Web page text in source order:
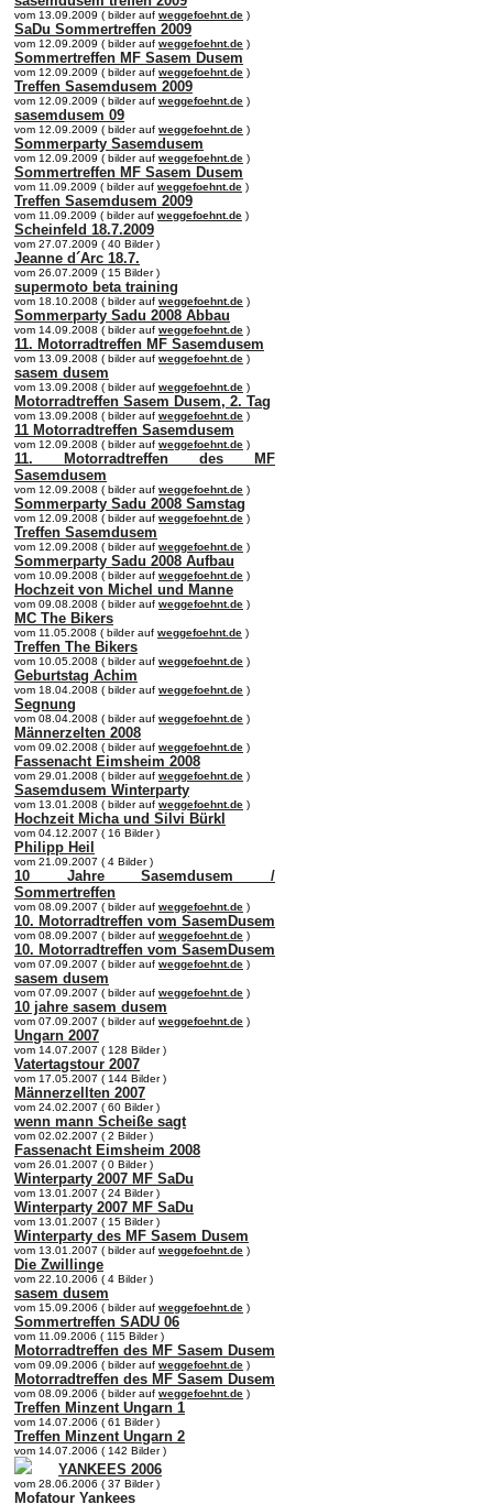
vom 13.09.2009 ( bilder auf weggefoehnt.de )
SaDu Sommertreffen 2009
vom 12.09.2009 ( bilder auf weggefoehnt.de )
Sommertreffen MF Sasem Dusem
vom 12.09.2009 ( bilder auf weggefoehnt.de )
Treffen Sasemdusem 2009
vom 12.09.2009 ( bilder auf weggefoehnt.de )
sasemdusem 09
vom 12.09.2009 ( bilder auf weggefoehnt.de )
Sommerparty Sasemdusem
vom 12.09.2009 ( bilder auf weggefoehnt.de )
Sommertreffen MF Sasem Dusem
vom 11.09.2009 ( bilder auf weggefoehnt.de )
Treffen Sasemdusem 2009
vom 11.09.2009 ( bilder auf weggefoehnt.de )
Scheinfeld 18.7.2009
vom 27.07.2009 ( 40 Bilder )
Jeanne d´Arc 18.7.
vom 26.07.2009 ( 15 Bilder )
supermoto beta training
vom 18.10.2008 ( bilder auf weggefoehnt.de )
Sommerparty Sadu 2008 Abbau
vom 14.09.2008 ( bilder auf weggefoehnt.de )
11. Motorradtreffen MF Sasemdusem
vom 13.09.2008 ( bilder auf weggefoehnt.de )
sasem dusem
vom 13.09.2008 ( bilder auf weggefoehnt.de )
Motorradtreffen Sasem Dusem, 2. Tag
vom 13.09.2008 ( bilder auf weggefoehnt.de )
11 Motorradtreffen Sasemdusem
vom 12.09.2008 ( bilder auf weggefoehnt.de )
11. Motorradtreffen des MF
Sasemdusem
vom 12.09.2008 ( bilder auf weggefoehnt.de )
Sommerparty Sadu 2008 Samstag
vom 12.09.2008 ( bilder auf weggefoehnt.de )
Treffen Sasemdusem
vom 12.09.2008 ( bilder auf weggefoehnt.de )
Sommerparty Sadu 2008 Aufbau
vom 10.09.2008 ( bilder auf weggefoehnt.de )
Hochzeit von Michel und Manne
vom 09.08.2008 ( bilder auf weggefoehnt.de )
MC The Bikers
vom 11.05.2008 ( bilder auf weggefoehnt.de )
Treffen The Bikers
vom 10.05.2008 ( bilder auf weggefoehnt.de )
Geburtstag Achim
vom 18.04.2008 ( bilder auf weggefoehnt.de )
Segnung
vom 08.04.2008 ( bilder auf weggefoehnt.de )
Männerzelten 2008
vom 09.02.2008 ( bilder auf weggefoehnt.de )
Fassenacht Eimsheim 2008
vom 29.01.2008 ( bilder auf weggefoehnt.de )
Sasemdusem Winterparty
vom 13.01.2008 ( bilder auf weggefoehnt.de )
Hochzeit Micha und Silvi Bürkl
vom 04.12.2007 ( 16 Bilder )
Philipp Heil
vom 21.09.2007 ( 4 Bilder )
10 Jahre Sasemdusem /
Sommertreffen
vom 08.09.2007 ( bilder auf weggefoehnt.de )
10. Motorradtreffen vom SasemDusem
vom 08.09.2007 ( bilder auf weggefoehnt.de )
10. Motorradtreffen vom SasemDusem
vom 07.09.2007 ( bilder auf weggefoehnt.de )
sasem dusem
vom 07.09.2007 ( bilder auf weggefoehnt.de )
10 jahre sasem dusem
vom 07.09.2007 ( bilder auf weggefoehnt.de )
Ungarn 2007
vom 14.07.2007 ( 128 Bilder )
Vatertagstour 2007
vom 17.05.2007 ( 144 Bilder )
Männerzellten 2007
vom 24.02.2007 ( 60 Bilder )
wenn mann Scheiße sagt
vom 02.02.2007 ( 2 Bilder )
Fassenacht Eimsheim 2008
vom 26.01.2007 ( 0 Bilder )
Winterparty 2007 MF SaDu
vom 13.01.2007 ( 24 Bilder )
Winterparty 2007 MF SaDu
vom 13.01.2007 ( 15 Bilder )
Winterparty des MF Sasem Dusem
vom 13.01.2007 ( bilder auf weggefoehnt.de )
Die Zwillinge
vom 22.10.2006 ( 4 Bilder )
sasem dusem
vom 15.09.2006 ( bilder auf weggefoehnt.de )
Sommertreffen SADU 06
vom 11.09.2006 ( 115 Bilder )
Motorradtreffen des MF Sasem Dusem
vom 09.09.2006 ( bilder auf weggefoehnt.de )
Motorradtreffen des MF Sasem Dusem
vom 08.09.2006 ( bilder auf weggefoehnt.de )
Treffen Minzent Ungarn 1
vom 14.07.2006 ( 61 Bilder )
Treffen Minzent Ungarn 2
vom 14.07.2006 ( 142 Bilder )
YANKEES 2006
vom 28.06.2006 ( 37 Bilder )
Mofatour Yankees